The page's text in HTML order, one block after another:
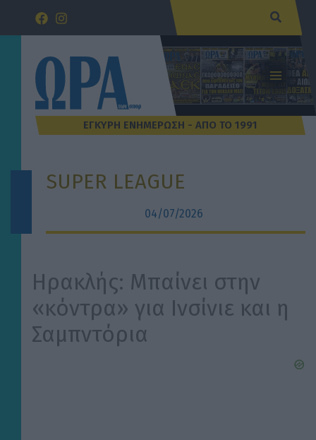
Μετάβαση
SUPER LEAGUE
04/07/2026
Ηρακλής: Μπαίνει στην
«κόντρα» για Ινσίνιε και η
Σαμπντόρια